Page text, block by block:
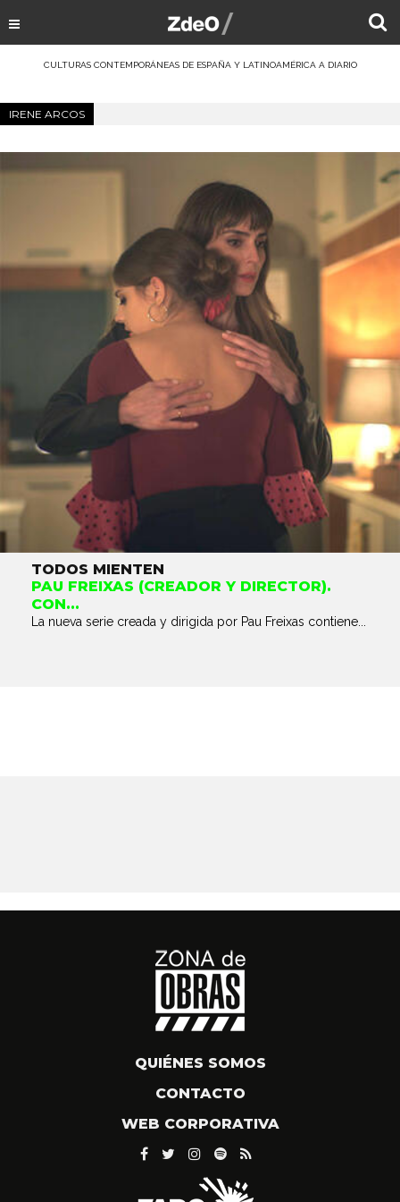
CULTURAS CONTEMPORÁNEAS DE ESPAÑA Y LATINOAMÉRICA A DIARIO
IRENE ARCOS
TODOS MIENTEN
PAU FREIXAS (CREADOR Y DIRECTOR).
CON...
La nueva serie creada y dirigida por Pau Freixas contiene...
QUIÉNES SOMOS
CONTACTO
WEB CORPORATIVA